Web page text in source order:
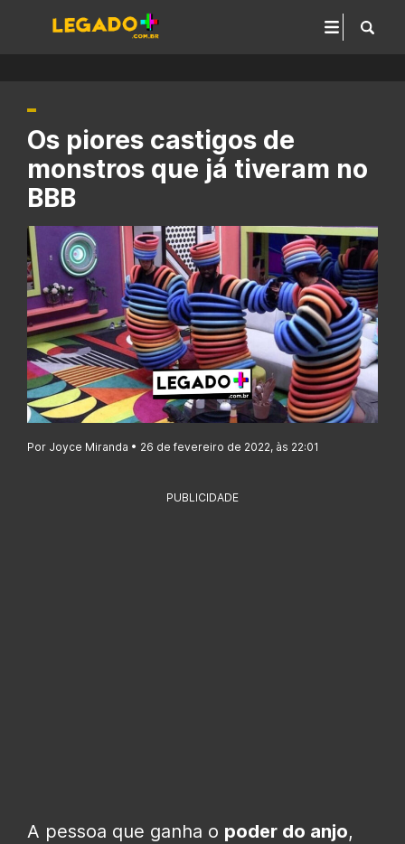
Os piores castigos de
monstros que já tiveram no
BBB
Por Joyce Miranda • 26 de fevereiro de 2022, às 22:01
PUBLICIDADE
A pessoa que ganha o poder do anjo,